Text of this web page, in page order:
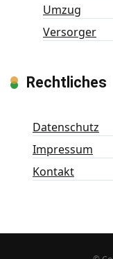
Umzug
Versorger
Rechtliches
Datenschutz
Impressum
Kontakt